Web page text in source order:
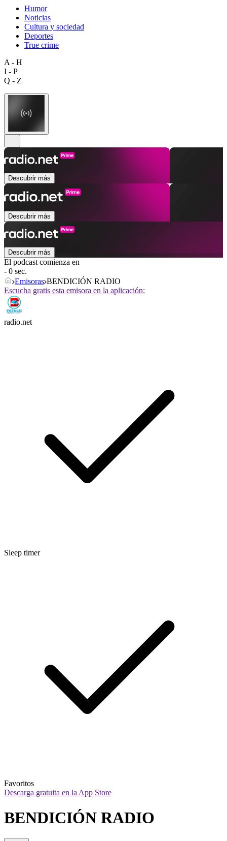
Humor
Noticias
Cultura y sociedad
Deportes
True crime
A - H
I - P
Q - Z
Descubrir más
Descubrir más
Descubrir más
El podcast comienza en
- 0 sec.
Emisoras BENDICIÓN RADIO
Escucha gratis esta emisora en la aplicación:
radio.net
Sleep timer
Favoritos
Descarga gratuita en la App Store
BENDICIÓN RADIO